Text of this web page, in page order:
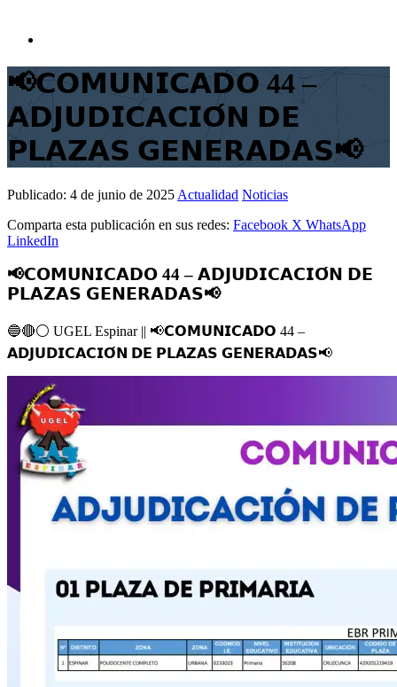
📢𝗖𝗢𝗠𝗨𝗡𝗜𝗖𝗔𝗗𝗢 44 –
𝗔𝗗𝗝𝗨𝗗𝗜𝗖𝗔𝗖𝗜𝗢́𝗡 𝗗𝗘
𝗣𝗟𝗔𝗭𝗔𝗦 𝗚𝗘𝗡𝗘𝗥𝗔𝗗𝗔𝗦📢
Publicado: 4 de junio de 2025 Actualidad Noticias
Comparta esta publicación en sus redes: Facebook X WhatsApp
LinkedIn
📢𝗖𝗢𝗠𝗨𝗡𝗜𝗖𝗔𝗗𝗢 44 – 𝗔𝗗𝗝𝗨𝗗𝗜𝗖𝗔𝗖𝗜𝗢́𝗡 𝗗𝗘
𝗣𝗟𝗔𝗭𝗔𝗦 𝗚𝗘𝗡𝗘𝗥𝗔𝗗𝗔𝗦📢
🔵🔴⚪️ UGEL Espinar || 📢𝗖𝗢𝗠𝗨𝗡𝗜𝗖𝗔𝗗𝗢 44 –
𝗔𝗗𝗝𝗨𝗗𝗜𝗖𝗔𝗖𝗜𝗢́𝗡 𝗗𝗘 𝗣𝗟𝗔𝗭𝗔𝗦 𝗚𝗘𝗡𝗘𝗥𝗔𝗗𝗔𝗦📢